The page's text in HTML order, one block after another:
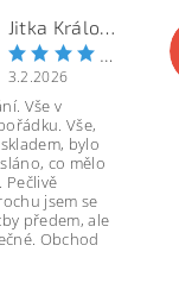
Jitka Královcová
3.2.2026
Vše v
Vše,
bylo
co mělo
Pečlivě
jsem se
předem, ale
Obchod